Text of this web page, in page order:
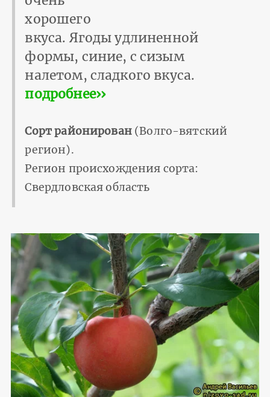
хорошего
вкуса. Ягоды удлиненной
формы, синие, с сизым
налетом, сладкого вкуса.
подробнее››
Сорт районирован(Волго-вятский
регион).
Регион происхождения сорта:
Свердловская область